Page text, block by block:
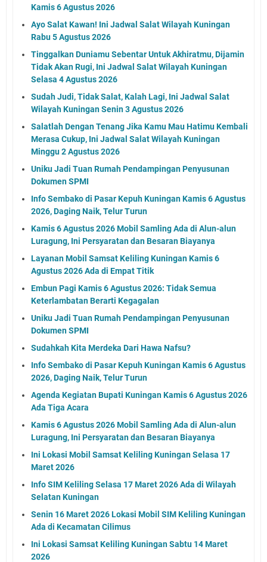
Kamis 6 Agustus 2026
Ayo Salat Kawan! Ini Jadwal Salat Wilayah Kuningan
Rabu 5 Agustus 2026
Tinggalkan Duniamu Sebentar Untuk Akhiratmu, Dijamin
Tidak Akan Rugi, Ini Jadwal Salat Wilayah Kuningan
Selasa 4 Agustus 2026
Sudah Judi, Tidak Salat, Kalah Lagi, Ini Jadwal Salat
Wilayah Kuningan Senin 3 Agustus 2026
Salatlah Dengan Tenang Jika Kamu Mau Hatimu Kembali
Merasa Cukup, Ini Jadwal Salat Wilayah Kuningan
Minggu 2 Agustus 2026
Uniku Jadi Tuan Rumah Pendampingan Penyusunan
Dokumen SPMI
Info Sembako di Pasar Kepuh Kuningan Kamis 6 Agustus
2026, Daging Naik, Telur Turun
Kamis 6 Agustus 2026 Mobil Samling Ada di Alun-alun
Luragung, Ini Persyaratan dan Besaran Biayanya
Layanan Mobil Samsat Keliling Kuningan Kamis 6
Agustus 2026 Ada di Empat Titik
Embun Pagi Kamis 6 Agustus 2026: Tidak Semua
Keterlambatan Berarti Kegagalan
Uniku Jadi Tuan Rumah Pendampingan Penyusunan
Dokumen SPMI
Sudahkah Kita Merdeka Dari Hawa Nafsu?
Info Sembako di Pasar Kepuh Kuningan Kamis 6 Agustus
2026, Daging Naik, Telur Turun
Agenda Kegiatan Bupati Kuningan Kamis 6 Agustus 2026
Ada Tiga Acara
Kamis 6 Agustus 2026 Mobil Samling Ada di Alun-alun
Luragung, Ini Persyaratan dan Besaran Biayanya
Ini Lokasi Mobil Samsat Keliling Kuningan Selasa 17
Maret 2026
Info SIM Keliling Selasa 17 Maret 2026 Ada di Wilayah
Selatan Kuningan
Senin 16 Maret 2026 Lokasi Mobil SIM Keliling Kuningan
Ada di Kecamatan Cilimus
Ini Lokasi Samsat Keliling Kuningan Sabtu 14 Maret
2026